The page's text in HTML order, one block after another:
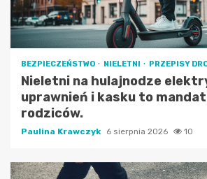
BEZPIECZEŃSTWO NIELETNI PRZEPISY
Nieletni na hulajnodze
uprawnień i kasku to
rodziców.
Paulina Krawczyk 6 sierpnia 2026 10